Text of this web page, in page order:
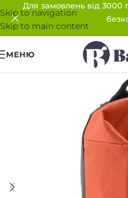
Skip to navigation
Skip to main content
Для замовлень від
МЕНЮ